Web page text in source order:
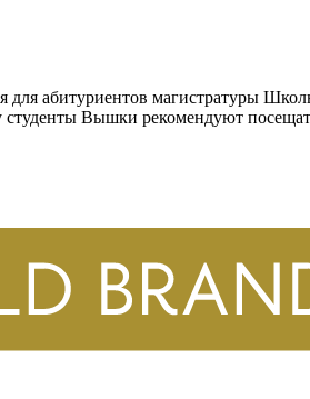
для абитуриентов магистратуры
Вышки рекомендуют